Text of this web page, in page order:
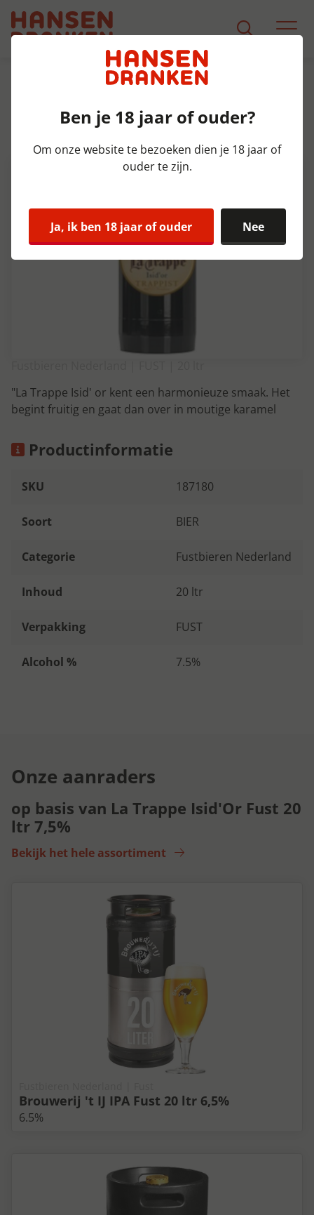
Product Detail
La Trappe Isid'Or Fust 20 ltr
7,5%
"La Trappe Isid' or kent een harmonieuze smaak. Het
begint fruitig en gaat dan over in moutige karamel
Productinformatie
SKU 187180
Soort BIER
Categorie Fustbieren Nederland
Inhoud 20 ltr
Verpakking FUST
Alcohol % 7.5%
Onze aanraders
op basis van La Trappe Isid'Or Fust 20
ltr 7,5%
Bekijk het hele assortiment
Brouwerij 't IJ IPA Fust 20 ltr 6,5%
6.5%
Ben je 18 jaar of ouder?
Om onze website te bezoeken dien je 18 jaar of
ouder te zijn.
Ja, ik ben 18 jaar of ouder Nee